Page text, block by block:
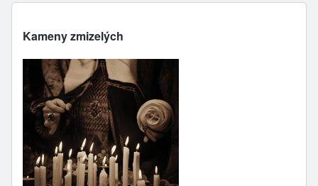
Kameny zmizelých